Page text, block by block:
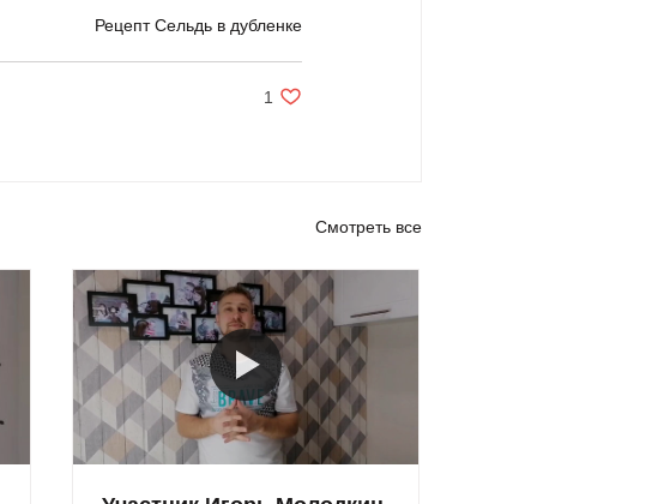
Рецепт Сельдь в дубленке
1 лайк. Пост не отмечен как понравившийся
1
Смотреть все